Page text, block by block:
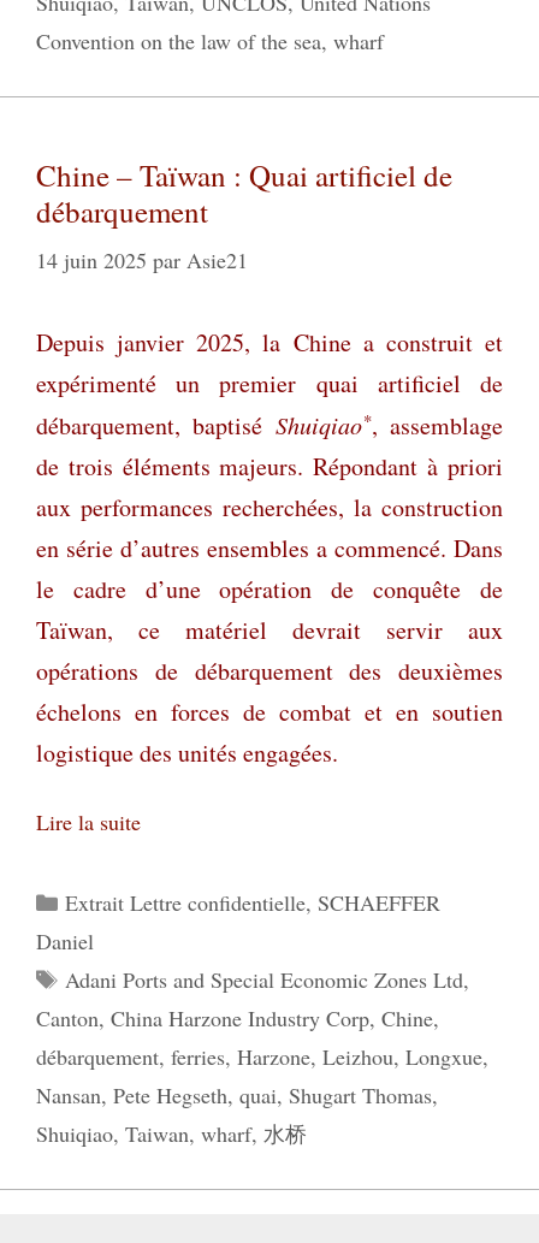
Convention on the law of the sea, wharf
Chine – Taïwan : Quai artificiel de
débarquement
14 juin 2025 par Asie21
Depuis janvier 2025, la Chine a construit et
expérimenté un premier quai artificiel de
débarquement, baptisé Shuiqiao*, assemblage
de trois éléments majeurs. Répondant à priori
aux performances recherchées, la construction
en série d’autres ensembles a commencé. Dans
le cadre d’une opération de conquête de
Taïwan, ce matériel devrait servir aux
opérations de débarquement des deuxièmes
échelons en forces de combat et en soutien
logistique des unités engagées.
Lire la suite
Catégories
Extrait Lettre confidentielle, SCHAEFFER
Daniel
Étiquettes
Adani Ports and Special Economic Zones Ltd,
Canton, China Harzone Industry Corp, Chine,
débarquement, ferries, Harzone, Leizhou, Longxue,
Nansan, Pete Hegseth, quai, Shugart Thomas,
Shuiqiao, Taiwan, wharf, 水桥